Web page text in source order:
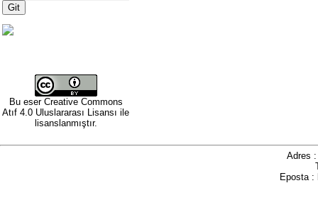
Bu eser Creative Commons
Atıf 4.0 Uluslararası Lisansı ile
lisanslanmıştır.
Adres
Eposta :